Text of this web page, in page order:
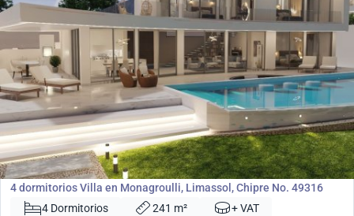
€899 000
Villa
4 dormitorios Villa en Monagroulli, Limassol, Chipre No. 49316
4 Dormitorios
241 m² + VAT